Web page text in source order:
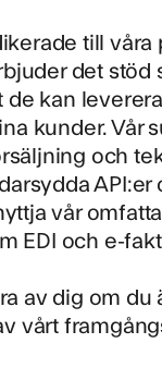
till våra
det stöd
de kan
kunder. Vår
och
API:er
vår
EDI och e-
av dig om du
vårt